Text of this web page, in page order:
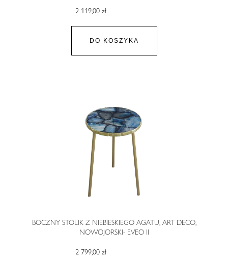
2 119,00 zł
DO KOSZYKA
BOCZNY STOLIK Z NIEBIESKIEGO AGATU, ART DECO,
NOWOJORSKI- EVEO II
2 799,00 zł